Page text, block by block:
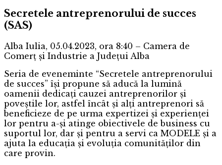
Secretele antreprenorului de succes
(SAS)
Alba Iulia, 05.04.2023, ora 8:40 – Camera de
Comerț și Industrie a Județui Alba
Seria de eveneminte “Secretele antreprenorului
de succes” își propune să aducă la lumină
oamenii dedicați cauzei antreprenorilor și
poveștile lor, astfel încât și alți antreprenori să
beneficieze de pe urma expertizei și experienței
lor pentru a-și atinge obiectivele de business cu
suportul lor, dar și pentru a servi ca MODELE și a
ajuta la educația și evoluția comunităților din
care provin.